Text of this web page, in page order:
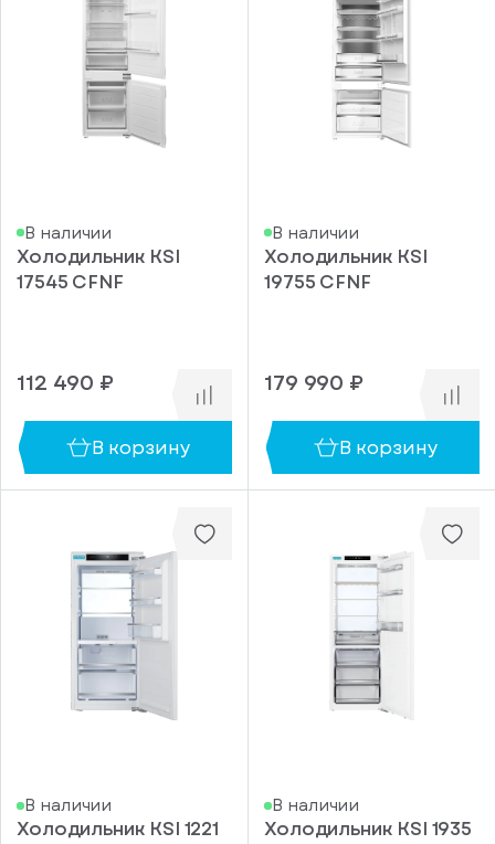
В наличии
Холодильник KSI
17545 CFNF
112 490 ₽
В корзину
В наличии
Холодильник KSI
19755 CFNF
179 990 ₽
В корзину
В наличии
Холодильник KSI 1221
В наличии
Холодильник KSI 1935